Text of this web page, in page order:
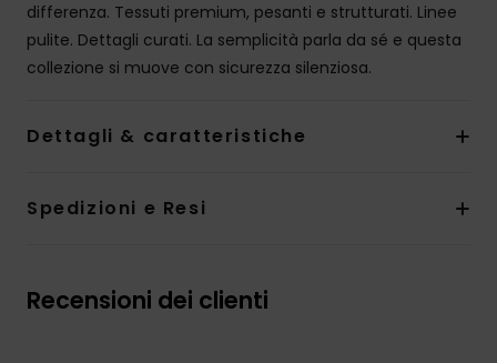
differenza. Tessuti premium, pesanti e strutturati. Linee
pulite. Dettagli curati. La semplicità parla da sé e questa
collezione si muove con sicurezza silenziosa.
Dettagli & caratteristiche
Spedizioni e Resi
Recensioni dei clienti